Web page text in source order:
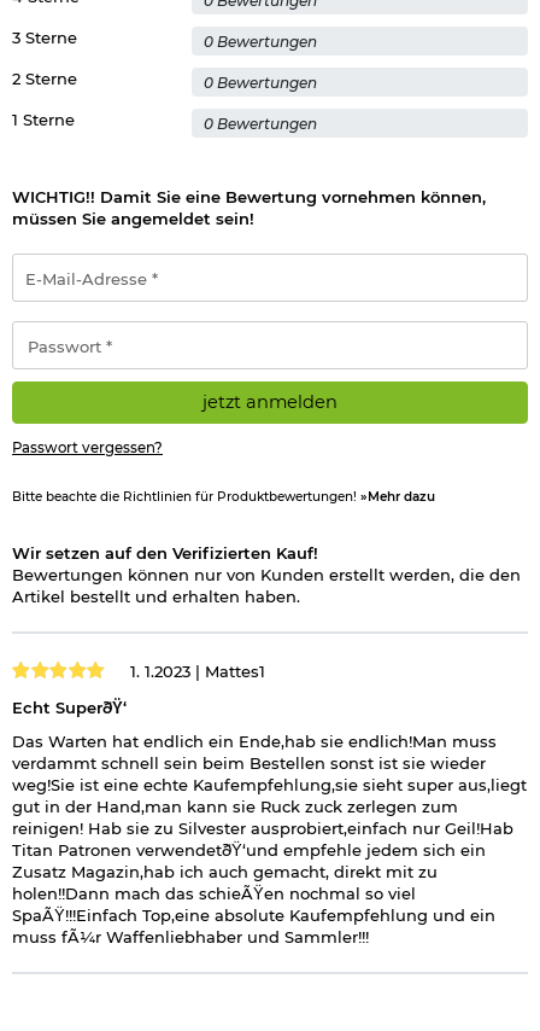
1 Sterne 0 Bewertungen
2 Sterne 0 Bewertungen
3 Sterne 0 Bewertungen
WICHTIG!! Damit Sie eine Bewertung vornehmen können,
müssen Sie angemeldet sein!
Mail-
Adresse
*
jetzt anmelden
Passwort vergessen?
Bitte beachte die Richtlinien für Produktbewertungen! »Mehr dazu
Wir setzen auf den Verifizierten Kauf!
Bewertungen können nur von Kunden erstellt werden, die den
Artikel bestellt und erhalten haben.
1. 1.2023 | Mattes1
Echt SuperðŸ‘
Das Warten hat endlich ein Ende,hab sie endlich!Man muss
verdammt schnell sein beim Bestellen sonst ist sie wieder
weg!Sie ist eine echte Kaufempfehlung,sie sieht super aus,liegt
gut in der Hand,man kann sie Ruck zuck zerlegen zum
reinigen! Hab sie zu Silvester ausprobiert,einfach nur Geil!Hab
Titan Patronen verwendetðŸ‘und empfehle jedem sich ein
Zusatz Magazin,hab ich auch gemacht, direkt mit zu
holen!!Dann mach das schieÃŸen nochmal so viel
SpaÃŸ!!!Einfach Top,eine absolute Kaufempfehlung und ein
muss fÃ¼r Waffenliebhaber und Sammler!!!